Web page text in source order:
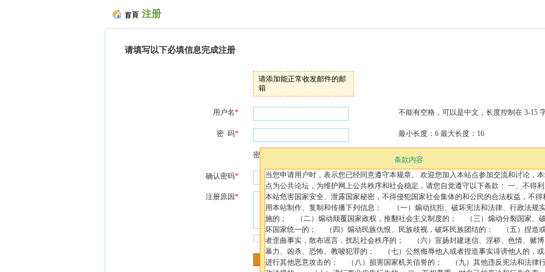
条款内容
当您申请用户时，表示您已经同意遵守本规章。 欢迎您加入本站点参加交流和讨论，
点为公共论坛，为维护网上公共秩序和社会稳定，请您自觉遵守以下条款： 一、不得利
本站危害国家安全、泄露国家秘密，不得侵犯国家社会集体的和公民的合法权益，不得
用本站制作、复制和传播下列信息： （一）煽动抗拒、破坏宪法和法律、行政法规
施的； （二）煽动颠覆国家政权，推翻社会主义制度的； （三）煽动分裂国家、破
坏国家统一的； （四）煽动民族仇恨、民族歧视，破坏民族团结的； （五）捏造
者歪曲事实，散布谣言，扰乱社会秩序的； （六）宣扬封建迷信、淫秽、色情、赌博
暴力、凶杀、恐怖、教唆犯罪的； （七）公然侮辱他人或者捏造事实诽谤他人的，
进行其他恶意攻击的； （八）损害国家机关信誉的； （九）其他违反宪法和法律
注册
请填写以下必填信息完成注册
请添加能正常收发邮件的邮
箱
用户名* 不能有空格，可以是中文，长度控制在 3-15
密 码* 最小长度：6 最大长度：16
密码强度
确认密码* 请再输入一遍您上面填写的密码
注册原因*
我已阅读并完全同意条款内容